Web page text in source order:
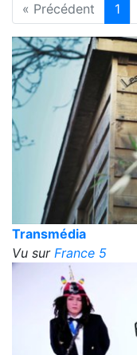
« Précédent
1
Transmédia
Vu sur France 5